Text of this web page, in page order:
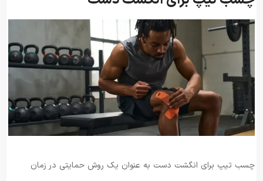
چسب تیپ برای انگشت دست به عنوان یک روش حمایتی در زمان